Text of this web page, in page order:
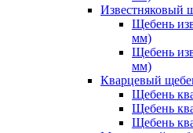
Известняковый
Щебень
мм)
Щебень
мм)
Кварцевый
Щебень
Щебень
Щебень